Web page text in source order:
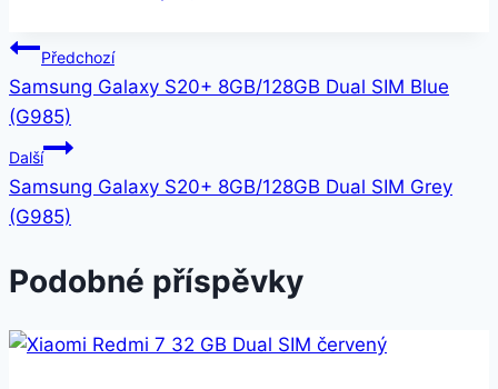
Navigace
pro
příspěvek
Předchozí
Samsung Galaxy S20+ 8GB/128GB Dual SIM Blue
(G985)
Další
Samsung Galaxy S20+ 8GB/128GB Dual SIM Grey
(G985)
Podobné příspěvky